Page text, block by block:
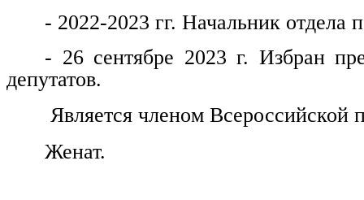
- 2022-2023 гг. Начальник
- 26 сентябре 2023 г. Избран
депутатов.
Является членом Всероссийской
Женат.